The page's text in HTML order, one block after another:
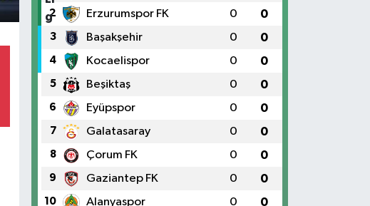
2 Erzurumspor FK 0 0
3 Başakşehir 0 0
4 Kocaelispor 0 0
5 Beşiktaş 0 0
6 Eyüpspor 0 0
7 Galatasaray 0 0
8 Çorum FK 0 0
9 Gaziantep FK 0 0
10 Alanyaspor 0 0